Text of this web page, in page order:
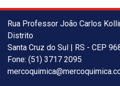
Rua Professor João Carlos
Distrito
Santa Cruz do Sul | RS - CEP
Fone: (51) 3717 2095